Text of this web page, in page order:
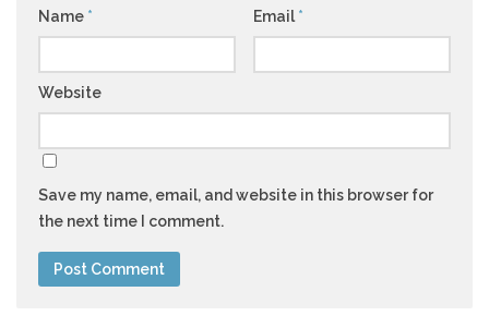
Name * Email *
Website
Save my name, email, and website in this browser for
the next time I comment.